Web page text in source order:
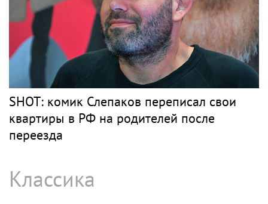
SHOT: комик Слепаков переписал свои
квартиры в РФ на родителей после
переезда
Классика